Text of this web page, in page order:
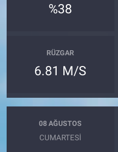
%38
RÜZGAR
6.81 M/S
08 AĞUSTOS
CUMARTESI